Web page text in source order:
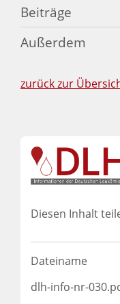
Beiträge
Außerdem
zurück zur
Dateiname
dlh-info-nr-